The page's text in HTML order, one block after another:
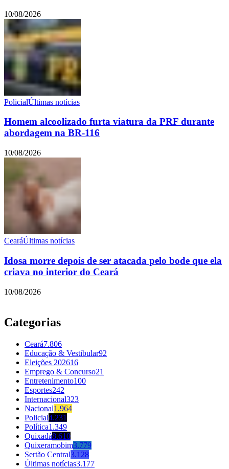
10/08/2026
PolicialÚltimas notícias
Homem alcoolizado furta viatura da PRF durante
abordagem na BR-116
10/08/2026
CearáÚltimas notícias
Idosa morre depois de ser atacada pelo bode que ela
criava no interior do Ceará
10/08/2026
Categorias
Ceará7.806
Educação & Vestibular92
Eleições 202616
Emprego & Concurso21
Entretenimento100
Esportes242
Internacional323
Nacional1.964
Policial4.231
Política1.349
Quixadá8.610
Quixeramobim3.779
Sertão Central3.128
Últimas notícias3.177